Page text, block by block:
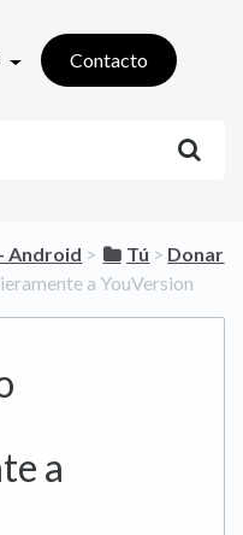
Contacto
Android ​ > ​ ​Tú ​ > ​ ​Donar
a YouVersion
a